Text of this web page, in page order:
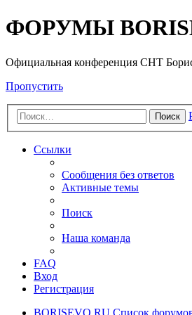
ФОРУМЫ
Официальная конференция СНТ
Пропустить
Поиск
Ссылки
Сообщения без ответов
Активные темы
Поиск
Наша команда
FAQ
Вход
Регистрация